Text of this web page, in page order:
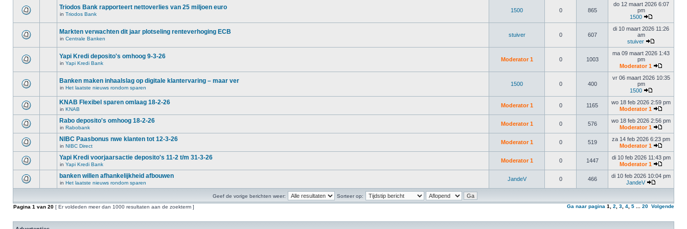
Triodos Bank rapporteert nettoverlies van 25 miljoen euro
in Triodos Bank
1500 0 865
do 12 maart 2026 6:07
pm
1500
Markten verwachten dit jaar plotseling renteverhoging ECB
in Centrale Banken
stuiver 0 607
di 10 maart 2026 11:26
am
stuiver
Yapi Kredi deposito's omhoog 9-3-26
in Yapi Kredi Bank
Moderator 1 0 1003
ma 09 maart 2026 1:43
pm
Moderator 1
Banken maken inhaalslag op digitale klantervaring – maar ver
in Het laatste nieuws rondom sparen
1500 0 400
vr 06 maart 2026 10:35
pm
1500
KNAB Flexibel sparen omlaag 18-2-26
in KNAB
Moderator 1 0 1165
wo 18 feb 2026 2:59 pm
Moderator 1
Rabo deposito's omhoog 18-2-26
in Rabobank
Moderator 1 0 576
wo 18 feb 2026 2:56 pm
Moderator 1
NIBC Paasbonus nwe klanten tot 12-3-26
in NIBC Direct
Moderator 1 0 519
za 14 feb 2026 6:23 pm
Moderator 1
Yapi Kredi voorjaarsactie deposito's 11-2 t/m 31-3-26
in Yapi Kredi Bank
Moderator 1 0 1447
di 10 feb 2026 11:43 pm
Moderator 1
banken willen afhankelijkheid afbouwen
in Het laatste nieuws rondom sparen
JandeV 0 466
di 10 feb 2026 10:04 pm
JandeV
Geef de vorige berichten weer:
Sorteer op:
Pagina 1 van 20 [ Er voldeden meer dan 1000 resultaten aan de zoekterm ] Ga naar pagina 1 2 3 4 5 20 Volgende